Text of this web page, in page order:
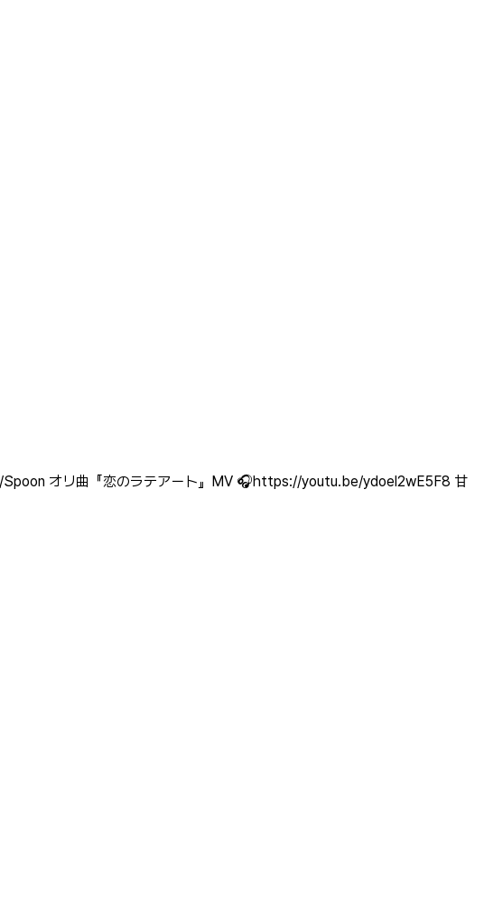
Spoon オリ曲『恋のラテアート』MV 🎧https://youtu.be/ydoel2wE5F8 甘